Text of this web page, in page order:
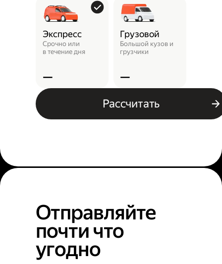
Экспресс
Срочно или
в течение дня
—
Грузовой
Большой кузов и
грузчики
—
Рассчитать
Отправляйте
почти что
угодно